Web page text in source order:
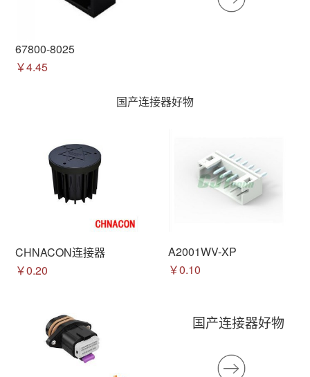
67800-8025
￥4.45
国产连接器好物
CHNACON连接器
￥0.20
A2001WV-XP
￥0.10
国产连接器好物